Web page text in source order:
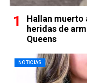
Hallan muerto
heridas de
Queens
NOTICIAS